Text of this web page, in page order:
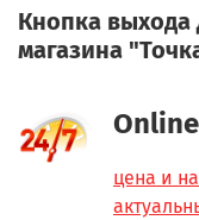
Кнопка выхода
магазина
цена и